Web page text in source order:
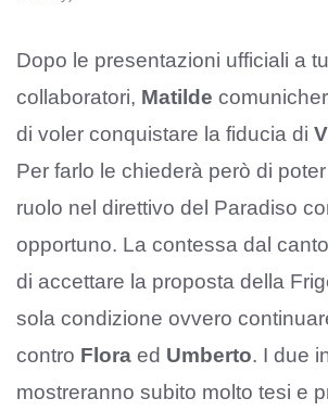
Dopo le presentazioni ufficiali a
collaboratori, Matilde
di voler conquistare la fiducia di
Per farlo le chiederà però di
ruolo nel direttivo del Paradiso
opportuno. La contessa dal
di accettare la proposta della
sola condizione ovvero
contro Flora ed Umberto. I due
mostreranno subito molto tesi e